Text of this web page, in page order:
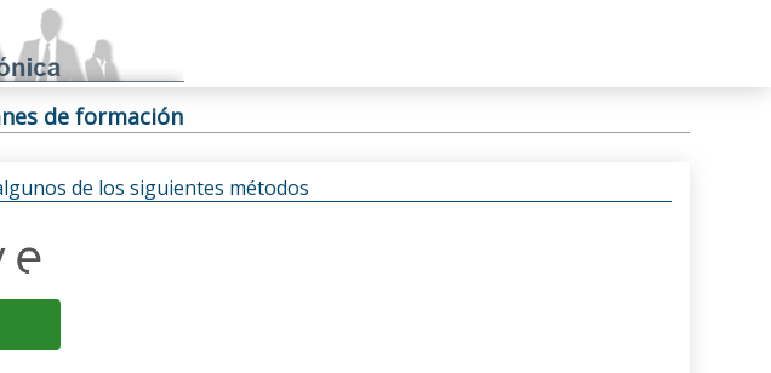
de formación
de los siguientes métodos